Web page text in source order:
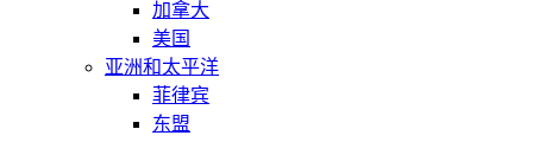
加拿大
美国
亚洲和太平洋
菲律宾
东盟